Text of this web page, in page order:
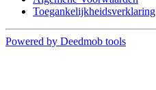
Toegankelijkheidsverklaring
Powered by Deedmob tools